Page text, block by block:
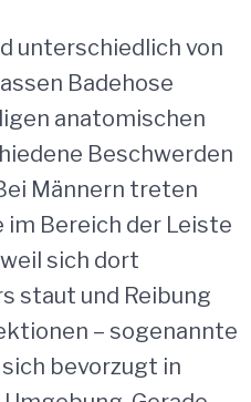
unterschiedlich von
Badehose
anatomischen
Beschwerden
Männern treten
im Bereich der Leiste
sich dort
staut und Reibung
– sogenannte
bevorzugt in